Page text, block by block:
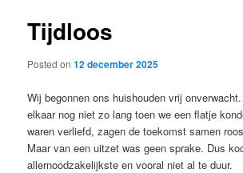
content
Tijdloos
Posted on12 december 2025
Wij begonnen ons huishouden vrij
elkaar nog niet zo lang toen we een flatje
waren verliefd, zagen de toekomst samen
Maar van een uitzet was geen sprake. Dus
allernoodzakelijkste en vooral niet al te duur.